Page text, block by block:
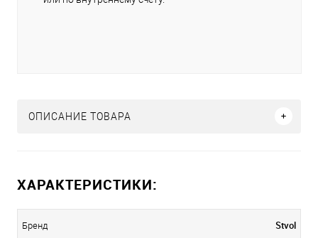
ОПИСАНИЕ ТОВАРА
ХАРАКТЕРИСТИКИ:
Бренд Stvol